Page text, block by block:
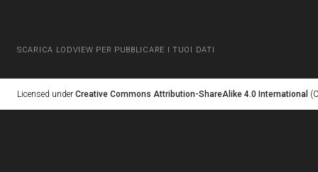
SCARICA LODVIEW PER PUBBLICARE I TUOI DATI
Licensed under Creative Commons Attribution-ShareAlike 4.0 International